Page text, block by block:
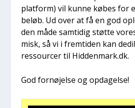
plat­form) vil kun­ne købes for
beløb. Ud over at få en god
den måde sam­ti­dig støt­te
misk, så vi i frem­ti­den kan
res­sour­cer til Hiddenmark.dk.
God for­nø­jel­se og opda­gel­se!